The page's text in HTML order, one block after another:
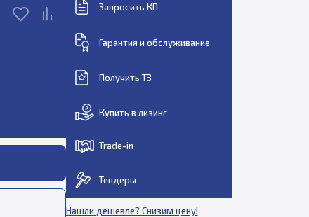
Запросить КП
Гарантия и обслуживание
Получить ТЗ
Купить в лизинг
Trade-in
Тендеры
Нашли дешевле? Снизим цену!